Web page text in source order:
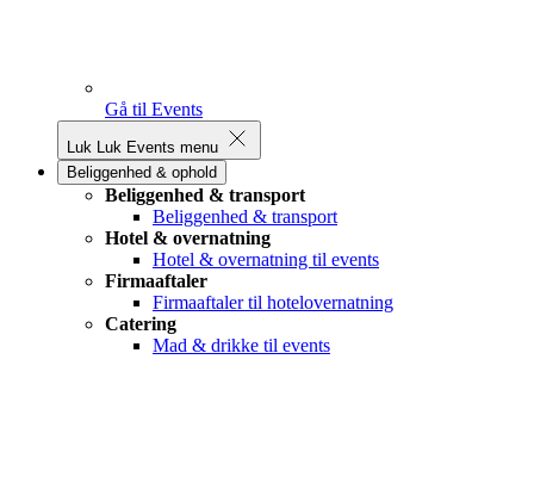
Gå til Events
Luk Luk Events menu
Beliggenhed & ophold
Beliggenhed & transport
Beliggenhed & transport
Hotel & overnatning
Hotel & overnatning til events
Firmaaftaler
Firmaaftaler til hotelovernatning
Catering
Mad & drikke til events